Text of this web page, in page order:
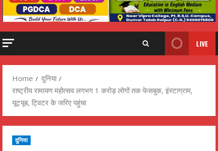
LIVE
Home
दुनिया
राष्ट्रीय रामायण महोत्सव लगभग 1 करोड़ लोगों तक फेसबुक, इंस्टाग्राम,
यूट्यूब, ट्विटर के जरिए पहुंचा
दुनिया